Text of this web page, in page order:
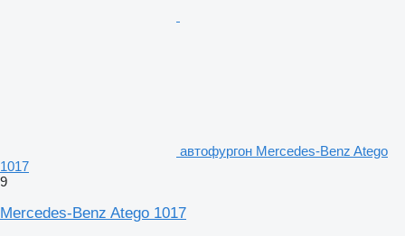
автофургон Mercedes-Benz Atego
1017
9
Mercedes-Benz Atego 1017